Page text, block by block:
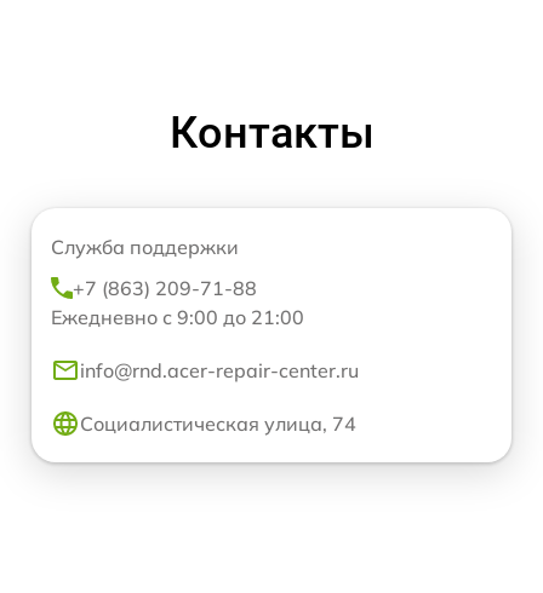
Контакты
Служба поддержки
+7 (863) 209-71-88
Ежедневно с 9:00 до 21:00
info@rnd.acer-repair-center.ru
Социалистическая улица, 74